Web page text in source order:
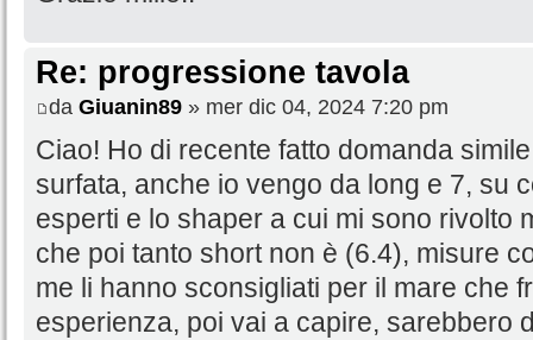
Re: progressione tavola
da Giuanin89 » mer dic 04, 2024 7:20 pm
Ciao! Ho di recente fatto domanda
surfata, anche io vengo da long e 7, su
esperti e lo shaper a cui mi sono rivolto
che poi tanto short non è (6.4), misure
me li hanno sconsigliati per il mare che
esperienza, poi vai a capire, sarebbero